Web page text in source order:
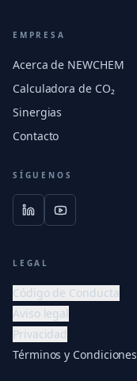
EMPRESA
Acerca de NEWCHEM
Calculadora de CO₂
Sinergias
Contacto
SÍGUENOS
LEGAL
Código de Conducta
Aviso legal
Privacidad
Términos y Condiciones